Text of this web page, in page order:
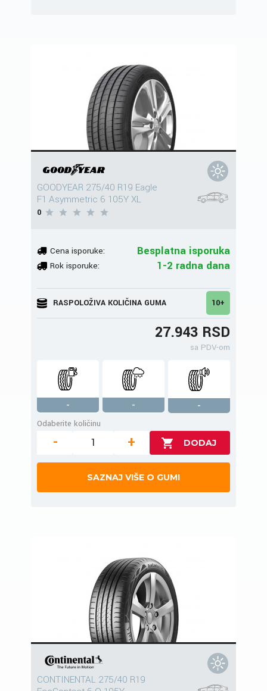
GOODYEAR 275/40 R19 Eagle
F1 Asymmetric 6 105Y XL
0
Cena isporuke: Besplatna isporuka
Rok isporuke: 1-2 radna dana
RASPOLOŽIVA KOLIČINA GUMA 10+
27.943 RSD
sa PDV-om
- -
-
Odaberite količinu
- +
SAZNAJ VIŠE O GUMI
CONTINENTAL 275/40 R19